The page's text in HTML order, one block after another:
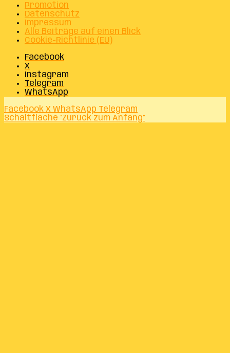
Promotion
Datenschutz
Impressum
Alle Beiträge auf einen Blick
Cookie-Richtlinie (EU)
Facebook
X
Instagram
Telegram
WhatsApp
Facebook X WhatsApp Telegram
Schaltfläche "Zurück zum Anfang"